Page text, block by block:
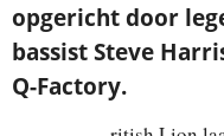
opgericht door
bassist Steve
Q-Factory.